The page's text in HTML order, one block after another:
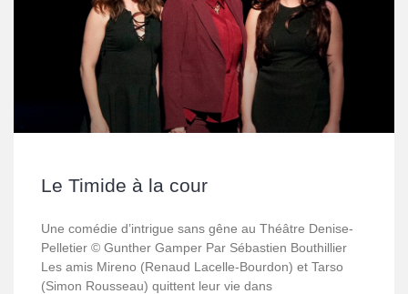
Le Timide à la cour
Une comédie d’intrigue sans gêne au Théâtre Denise-
Pelletier © Gunther Gamper Par Sébastien Bouthillier
Les amis Mireno (Renaud Lacelle-Bourdon) et Tarso
(Simon Rousseau) quittent leur vie dans